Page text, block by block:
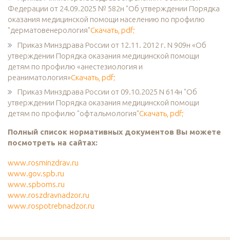
Федерации от 24.09.2025 № 582н "Об утверждении Порядка
оказания медицинской помощи населению по профилю
"дерматовенерология"Скачать, pdf;
Приказ Минздрава России от 12.11. 2012 г. N 909н «Об
утверждении Порядка оказания медицинской помощи
детям по профилю «анестезиология и
реаниматология»Скачать, pdf;
Приказ Минздрава России от 09.10.2025 N 614н "Об
утверждении Порядка оказания медицинской помощи
детям по профилю "офтальмология"Скачать, pdf;
Полный список нормативных документов Вы можете
посмотреть на сайтах:
www.rosminzdrav.ru
www.gov.spb.ru
www.spboms.ru
www.roszdravnadzor.ru
www.rospotrebnadzor.ru